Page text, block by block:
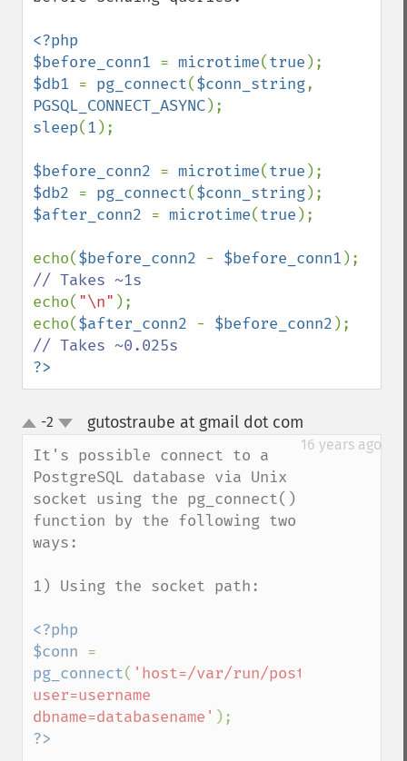
<?php
$before_conn1 = microtime(true
$db1 = pg_connect($conn_string
PGSQL_CONNECT_ASYNC
sleep(1 );
$before_conn2 = microtime(true
$db2 = pg_connect($conn_string
$after_conn2 = microtime(true );
echo($before_conn2 - $before_conn1
echo( "\n" );
echo($after_conn2 - $before_conn2
?>
up
down
-2 gutostraube at gmail dot com
16 years ago
It's possible connect to a
PostgreSQL database via Unix
socket using the pg_connect()
function by the following two
ways:
1) Using the socket path:
<?php
$conn
pg_connect( 'host=/var/run/postgresql
user=username
dbname=databasename'